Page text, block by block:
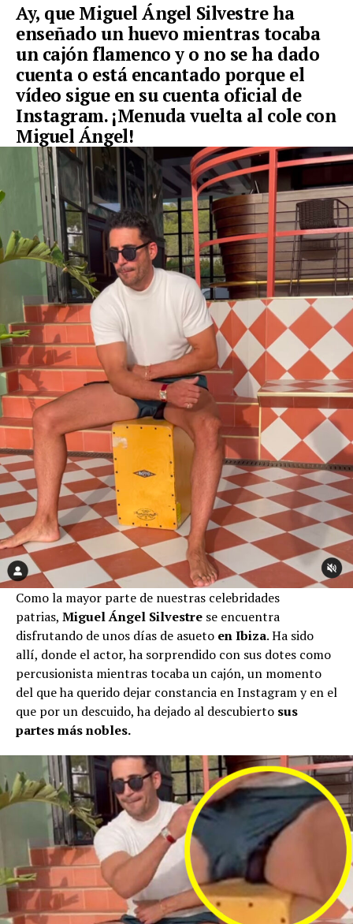
Ay, que Miguel Ángel Silvestre ha
enseñado un huevo mientras tocaba
un cajón flamenco y o no se ha dado
cuenta o está encantado porque el
vídeo sigue en su cuenta oficial de
Instagram. ¡Menuda vuelta al cole con
Miguel Ángel!
Como la mayor parte de nuestras celebridades
patrias, Miguel Ángel Silvestre se encuentra
disfrutando de unos días de asueto en Ibiza. Ha sido
allí, donde el actor, ha sorprendido con sus dotes como
percusionista mientras tocaba un cajón, un momento
del que ha querido dejar constancia en Instagram y en el
que por un descuido, ha dejado al descubierto sus
partes más nobles.